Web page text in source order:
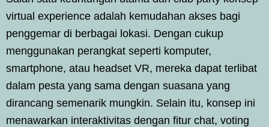
virtual experience adalah kemudahan akses bagi
penggemar di berbagai lokasi. Dengan cukup
menggunakan perangkat seperti komputer,
smartphone, atau headset VR, mereka dapat terlibat
dalam pesta yang sama dengan suasana yang
dirancang semenarik mungkin. Selain itu, konsep ini
menawarkan interaktivitas dengan fitur chat, voting